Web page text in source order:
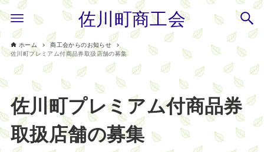
佐川町商工会
ホーム
商工会からのお知らせ
佐川町プレミアム付商品券取扱店舗の募集
佐川町プレミアム付商品券
取扱店舗の募集